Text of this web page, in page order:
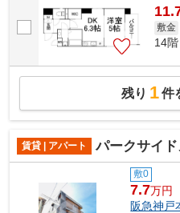
敷金
14
残り 1件
賃貸 | アパート パークサイ
敷0
7.7万円
阪急神戸